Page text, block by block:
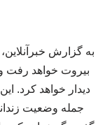
به گزارش
بیروت خواهد رفت
دیدار خواهد کرد.
جمله وضعیت